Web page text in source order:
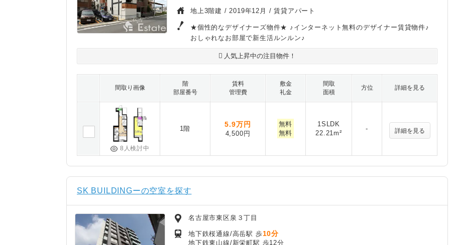
地上3階建 /2019年12月 / 賃貸アパート
★個性的なデザイナーズ物件★ ♪インターネット無料のデザイナー賃貸物件♪
おしゃれなお部屋で新生活ルンルン♪
人気上昇中の注目物件！
間取り画像
階
部屋番号
賃料
管理費
敷金
礼金
間取
面積
方位 詳細を見る
8人検討中
1階
5.9万円
4,500円
無料
無料
1SLDK
22.21m²
- 詳細を見る
SK BUILDINGーの空室を探す
名古屋市東区泉３丁目
地下鉄桜通線/高岳駅 歩10分
地下鉄東山線/新栄町駅 歩12分